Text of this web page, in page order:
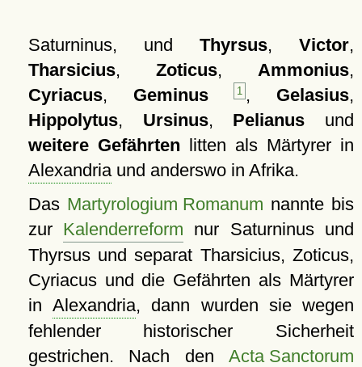
Saturninus, und Thyrsus, Victor,
Tharsicius, Zoticus, Ammonius,
Cyriacus, Geminus 1 , Gelasius,
Hippolytus, Ursinus, Pelianus und
weitere Gefährten litten als Märtyrer in
Alexandriaund anderswo in Afrika.
Das Martyrologium Romanum nannte bis
zur Kalenderreform nur Saturninus und
Thyrsus und separat Tharsicius, Zoticus,
Cyriacus und die Gefährten als Märtyrer
inAlexandria, dann wurden sie wegen
fehlender historischer Sicherheit
gestrichen. Nach den Acta Sanctorum